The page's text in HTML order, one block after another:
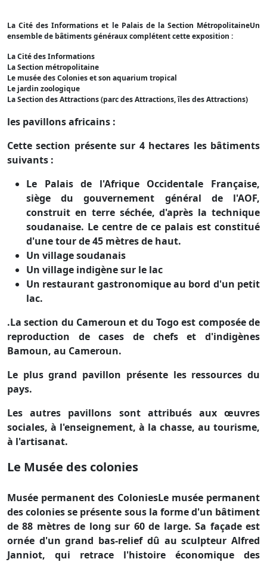
La Cité des Informations et le Palais de la Section MétropolitaineUn
ensemble de bâtiments généraux complétent cette exposition :
La Cité des Informations
La Section métropolitaine
Le musée des Colonies et son aquarium tropical
Le jardin zoologique
La Section des Attractions (parc des Attractions, îles des Attractions)
les pavillons africains :
Cette section présente sur 4 hectares les bâtiments
suivants :
Le Palais de l'Afrique Occidentale Française,
siège du gouvernement général de l'AOF,
construit en terre séchée, d'après la technique
soudanaise. Le centre de ce palais est constitué
d'une tour de 45 mètres de haut.
Un village soudanais
Un village indigène sur le lac
Un restaurant gastronomique au bord d'un petit
lac.
.La section du Cameroun et du Togo est composée de
reproduction de cases de chefs et d'indigènes
Bamoun, au Cameroun.
Le plus grand pavillon présente les ressources du
pays.
Les autres pavillons sont attribués aux œuvres
sociales, à l'enseignement, à la chasse, au tourisme,
à l'artisanat.
Le Musée des colonies
Musée permanent des ColoniesLe musée permanent
des colonies se présente sous la forme d'un bâtiment
de 88 mètres de long sur 60 de large. Sa façade est
ornée d'un grand bas-relief dû au sculpteur Alfred
Janniot, qui retrace l'histoire économique des